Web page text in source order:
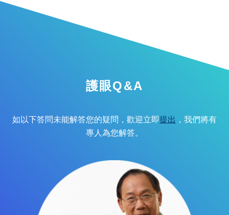
護眼Q&A
如以下答問未能解答您的疑問，歡迎立即提出 ，我們將有
專人為您解答。